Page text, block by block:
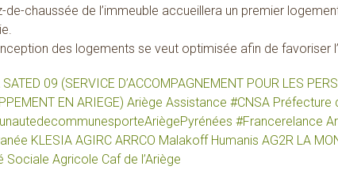
de-chaussée de l’immeuble accueillera un premier
des logements se veut optimisée afin de favoriser
SATED 09 (SERVICE D’ACCOMPAGNEMENT POUR LES
EN ARIEGE) Ariège Assistance #CNSA Préfecture
#Francerelance
KLESIA AGIRC ARRCO Malakoff Humanis AG2R LA
Sociale Agricole Caf de l’Ariège